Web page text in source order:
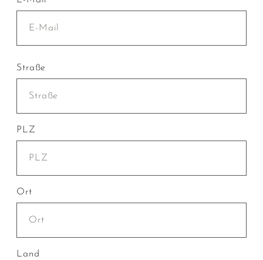
Straße
PLZ
Ort
Land